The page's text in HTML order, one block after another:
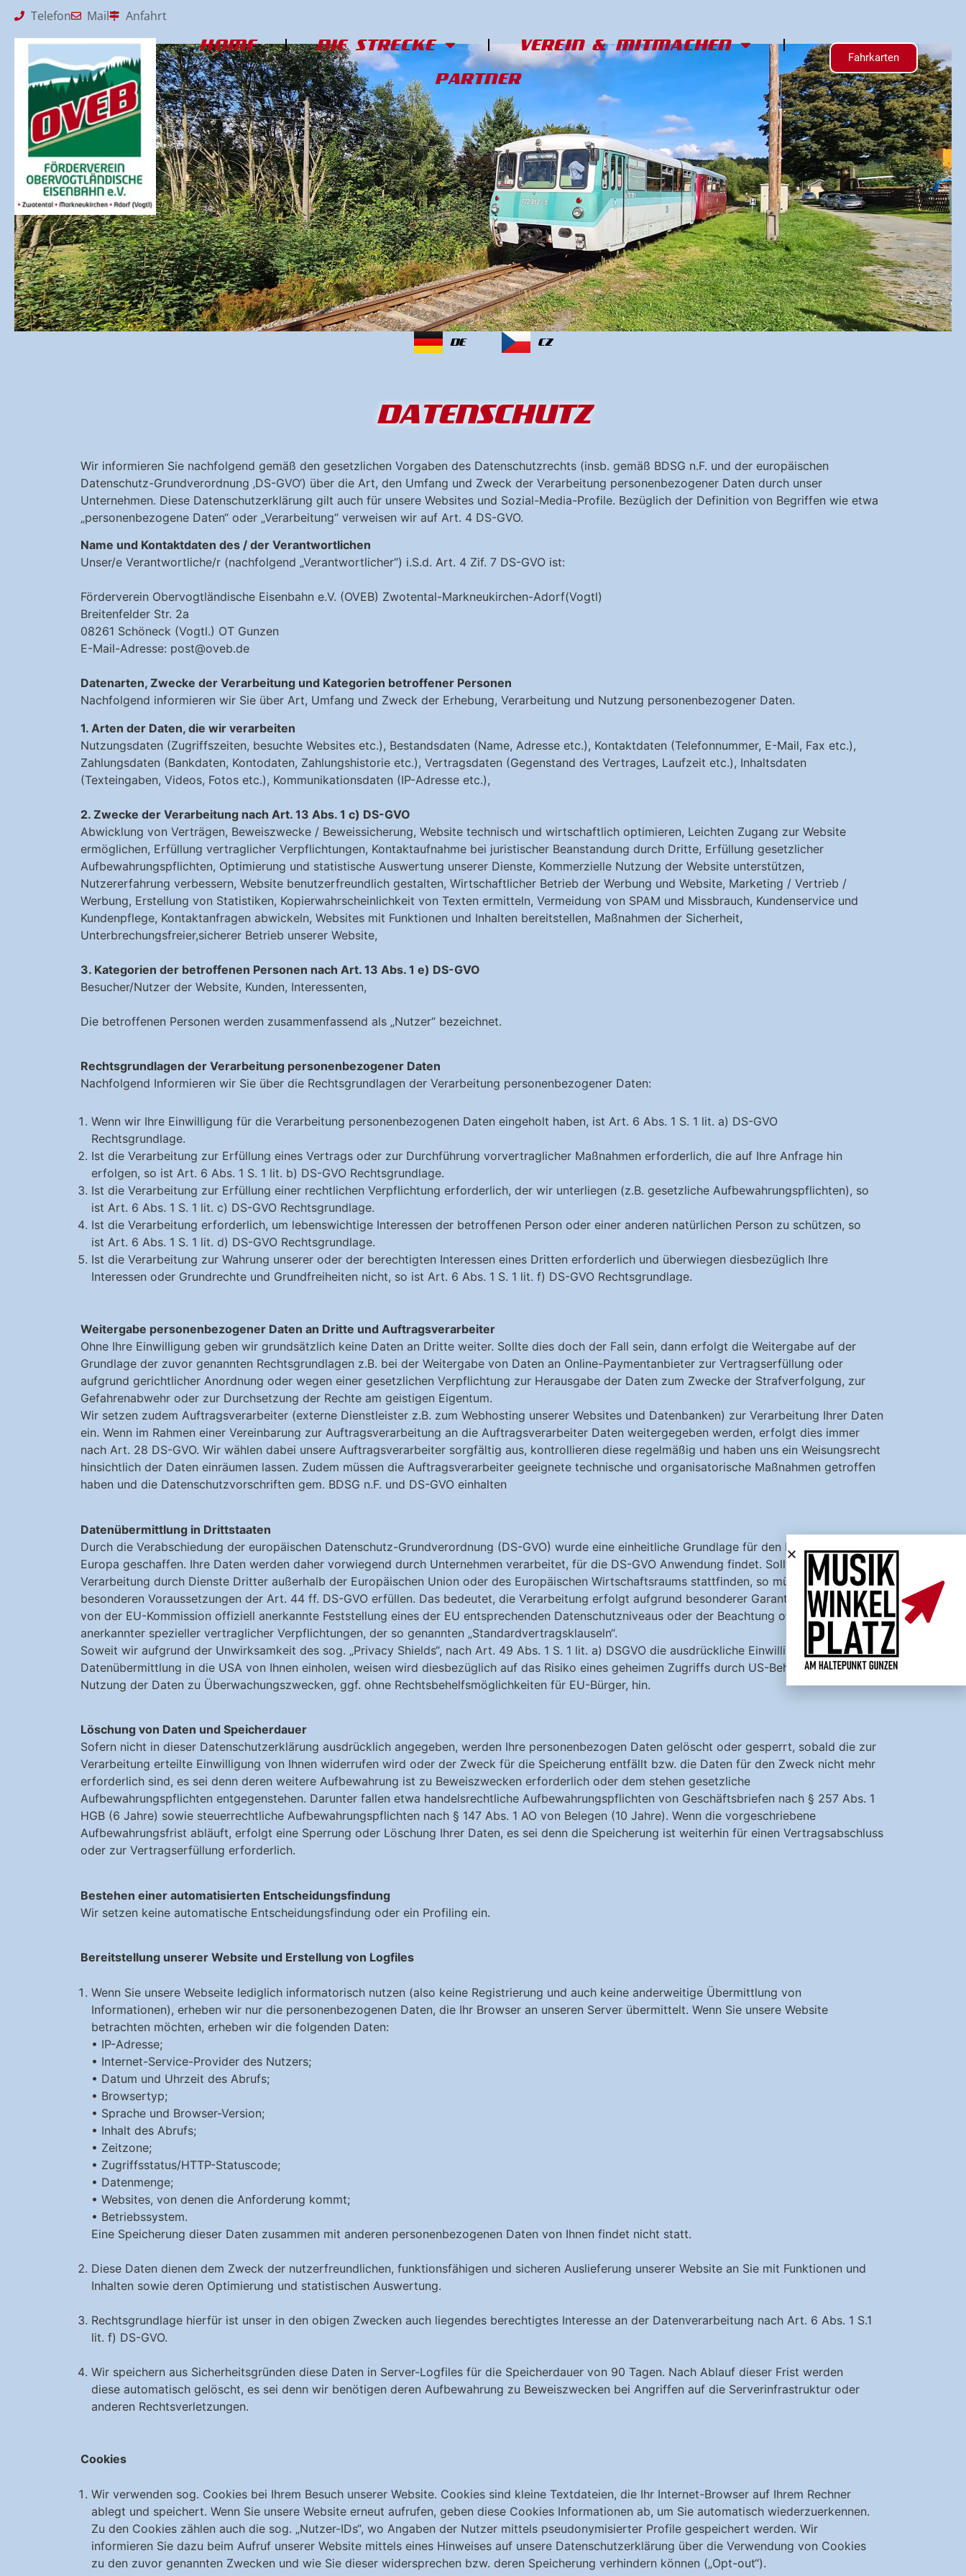
Telefon Mail Anfahrt
HOME DIE STRECKE
VEREIN & MITMACHEN
PARTNER
Fahrkarten
DE CZ
DATENSCHUTZ
Wir informieren Sie nachfolgend gemäß den gesetzlichen Vorgaben des Datenschutzrechts (insb. gemäß BDSG n.F. und der europäischen
Datenschutz-Grundverordnung ‚DS-GVO‘) über die Art, den Umfang und Zweck der Verarbeitung personenbezogener Daten durch unser
Unternehmen. Diese Datenschutzerklärung gilt auch für unsere Websites und Sozial-Media-Profile. Bezüglich der Definition von Begriffen wie etwa
„personenbezogene Daten“ oder „Verarbeitung“ verweisen wir auf Art. 4 DS-GVO.
Name und Kontaktdaten des / der Verantwortlichen
Unser/e Verantwortliche/r (nachfolgend „Verantwortlicher“) i.S.d. Art. 4 Zif. 7 DS-GVO ist:
Förderverein Obervogtländische Eisenbahn e.V. (OVEB) Zwotental-Markneukirchen-Adorf(Vogtl)
Breitenfelder Str. 2a
08261 Schöneck (Vogtl.) OT Gunzen
E-Mail-Adresse: post@oveb.de
Datenarten, Zwecke der Verarbeitung und Kategorien betroffener Personen
Nachfolgend informieren wir Sie über Art, Umfang und Zweck der Erhebung, Verarbeitung und Nutzung personenbezogener Daten.
1. Arten der Daten, die wir verarbeiten
Nutzungsdaten (Zugriffszeiten, besuchte Websites etc.), Bestandsdaten (Name, Adresse etc.), Kontaktdaten (Telefonnummer, E-Mail, Fax etc.),
Zahlungsdaten (Bankdaten, Kontodaten, Zahlungshistorie etc.), Vertragsdaten (Gegenstand des Vertrages, Laufzeit etc.), Inhaltsdaten
(Texteingaben, Videos, Fotos etc.), Kommunikationsdaten (IP-Adresse etc.),
2. Zwecke der Verarbeitung nach Art. 13 Abs. 1 c) DS-GVO
Abwicklung von Verträgen, Beweiszwecke / Beweissicherung, Website technisch und wirtschaftlich optimieren, Leichten Zugang zur Website
ermöglichen, Erfüllung vertraglicher Verpflichtungen, Kontaktaufnahme bei juristischer Beanstandung durch Dritte, Erfüllung gesetzlicher
Aufbewahrungspflichten, Optimierung und statistische Auswertung unserer Dienste, Kommerzielle Nutzung der Website unterstützen,
Nutzererfahrung verbessern, Website benutzerfreundlich gestalten, Wirtschaftlicher Betrieb der Werbung und Website, Marketing / Vertrieb /
Werbung, Erstellung von Statistiken, Kopierwahrscheinlichkeit von Texten ermitteln, Vermeidung von SPAM und Missbrauch, Kundenservice und
Kundenpflege, Kontaktanfragen abwickeln, Websites mit Funktionen und Inhalten bereitstellen, Maßnahmen der Sicherheit,
Unterbrechungsfreier,sicherer Betrieb unserer Website,
3. Kategorien der betroffenen Personen nach Art. 13 Abs. 1 e) DS-GVO
Besucher/Nutzer der Website, Kunden, Interessenten,
Die betroffenen Personen werden zusammenfassend als „Nutzer“ bezeichnet.
Rechtsgrundlagen der Verarbeitung personenbezogener Daten
Nachfolgend Informieren wir Sie über die Rechtsgrundlagen der Verarbeitung personenbezogener Daten:
Wenn wir Ihre Einwilligung für die Verarbeitung personenbezogenen Daten eingeholt haben, ist Art. 6 Abs. 1 S. 1 lit. a) DS-GVO
Rechtsgrundlage.
Ist die Verarbeitung zur Erfüllung eines Vertrags oder zur Durchführung vorvertraglicher Maßnahmen erforderlich, die auf Ihre Anfrage hin
erfolgen, so ist Art. 6 Abs. 1 S. 1 lit. b) DS-GVO Rechtsgrundlage.
Ist die Verarbeitung zur Erfüllung einer rechtlichen Verpflichtung erforderlich, der wir unterliegen (z.B. gesetzliche Aufbewahrungspflichten), so
ist Art. 6 Abs. 1 S. 1 lit. c) DS-GVO Rechtsgrundlage.
Ist die Verarbeitung erforderlich, um lebenswichtige Interessen der betroffenen Person oder einer anderen natürlichen Person zu schützen, so
ist Art. 6 Abs. 1 S. 1 lit. d) DS-GVO Rechtsgrundlage.
Ist die Verarbeitung zur Wahrung unserer oder der berechtigten Interessen eines Dritten erforderlich und überwiegen diesbezüglich Ihre
Interessen oder Grundrechte und Grundfreiheiten nicht, so ist Art. 6 Abs. 1 S. 1 lit. f) DS-GVO Rechtsgrundlage.
Weitergabe personenbezogener Daten an Dritte und Auftragsverarbeiter
Ohne Ihre Einwilligung geben wir grundsätzlich keine Daten an Dritte weiter. Sollte dies doch der Fall sein, dann erfolgt die Weitergabe auf der
Grundlage der zuvor genannten Rechtsgrundlagen z.B. bei der Weitergabe von Daten an Online-Paymentanbieter zur Vertragserfüllung oder
aufgrund gerichtlicher Anordnung oder wegen einer gesetzlichen Verpflichtung zur Herausgabe der Daten zum Zwecke der Strafverfolgung, zur
Gefahrenabwehr oder zur Durchsetzung der Rechte am geistigen Eigentum.
Wir setzen zudem Auftragsverarbeiter (externe Dienstleister z.B. zum Webhosting unserer Websites und Datenbanken) zur Verarbeitung Ihrer Daten
ein. Wenn im Rahmen einer Vereinbarung zur Auftragsverarbeitung an die Auftragsverarbeiter Daten weitergegeben werden, erfolgt dies immer
nach Art. 28 DS-GVO. Wir wählen dabei unsere Auftragsverarbeiter sorgfältig aus, kontrollieren diese regelmäßig und haben uns ein Weisungsrecht
hinsichtlich der Daten einräumen lassen. Zudem müssen die Auftragsverarbeiter geeignete technische und organisatorische Maßnahmen getroffen
haben und die Datenschutzvorschriften gem. BDSG n.F. und DS-GVO einhalten
Datenübermittlung in Drittstaaten
Durch die Verabschiedung der europäischen Datenschutz-Grundverordnung (DS-GVO) wurde eine einheitliche Grundlage für den Datenschutz in
Europa geschaffen. Ihre Daten werden daher vorwiegend durch Unternehmen verarbeitet, für die DS-GVO Anwendung findet. Sollte doch die
Verarbeitung durch Dienste Dritter außerhalb der Europäischen Union oder des Europäischen Wirtschaftsraums stattfinden, so müssen diese die
besonderen Voraussetzungen der Art. 44 ff. DS-GVO erfüllen. Das bedeutet, die Verarbeitung erfolgt aufgrund besonderer Garantien, wie etwa die
von der EU-Kommission offiziell anerkannte Feststellung eines der EU entsprechenden Datenschutzniveaus oder der Beachtung offiziell
anerkannter spezieller vertraglicher Verpflichtungen, der so genannten „Standardvertragsklauseln“.
Soweit wir aufgrund der Unwirksamkeit des sog. „Privacy Shields“, nach Art. 49 Abs. 1 S. 1 lit. a) DSGVO die ausdrückliche Einwilligung in die
Datenübermittlung in die USA von Ihnen einholen, weisen wird diesbezüglich auf das Risiko eines geheimen Zugriffs durch US-Behörden und die
Nutzung der Daten zu Überwachungszwecken, ggf. ohne Rechtsbehelfsmöglichkeiten für EU-Bürger, hin.
Löschung von Daten und Speicherdauer
Sofern nicht in dieser Datenschutzerklärung ausdrücklich angegeben, werden Ihre personenbezogen Daten gelöscht oder gesperrt, sobald die zur
Verarbeitung erteilte Einwilligung von Ihnen widerrufen wird oder der Zweck für die Speicherung entfällt bzw. die Daten für den Zweck nicht mehr
erforderlich sind, es sei denn deren weitere Aufbewahrung ist zu Beweiszwecken erforderlich oder dem stehen gesetzliche
Aufbewahrungspflichten entgegenstehen. Darunter fallen etwa handelsrechtliche Aufbewahrungspflichten von Geschäftsbriefen nach § 257 Abs. 1
HGB (6 Jahre) sowie steuerrechtliche Aufbewahrungspflichten nach § 147 Abs. 1 AO von Belegen (10 Jahre). Wenn die vorgeschriebene
Aufbewahrungsfrist abläuft, erfolgt eine Sperrung oder Löschung Ihrer Daten, es sei denn die Speicherung ist weiterhin für einen Vertragsabschluss
oder zur Vertragserfüllung erforderlich.
Bestehen einer automatisierten Entscheidungsfindung
Wir setzen keine automatische Entscheidungsfindung oder ein Profiling ein.
Bereitstellung unserer Website und Erstellung von Logfiles
Wenn Sie unsere Webseite lediglich informatorisch nutzen (also keine Registrierung und auch keine anderweitige Übermittlung von
Informationen), erheben wir nur die personenbezogenen Daten, die Ihr Browser an unseren Server übermittelt. Wenn Sie unsere Website
betrachten möchten, erheben wir die folgenden Daten:
• IP-Adresse;
• Internet-Service-Provider des Nutzers;
• Datum und Uhrzeit des Abrufs;
• Browsertyp;
• Sprache und Browser-Version;
• Inhalt des Abrufs;
• Zeitzone;
• Zugriffsstatus/HTTP-Statuscode;
• Datenmenge;
• Websites, von denen die Anforderung kommt;
• Betriebssystem.
Eine Speicherung dieser Daten zusammen mit anderen personenbezogenen Daten von Ihnen findet nicht statt.
Diese Daten dienen dem Zweck der nutzerfreundlichen, funktionsfähigen und sicheren Auslieferung unserer Website an Sie mit Funktionen und
Inhalten sowie deren Optimierung und statistischen Auswertung.
Rechtsgrundlage hierfür ist unser in den obigen Zwecken auch liegendes berechtigtes Interesse an der Datenverarbeitung nach Art. 6 Abs. 1 S.1
lit. f) DS-GVO.
Wir speichern aus Sicherheitsgründen diese Daten in Server-Logfiles für die Speicherdauer von 90 Tagen. Nach Ablauf dieser Frist werden
diese automatisch gelöscht, es sei denn wir benötigen deren Aufbewahrung zu Beweiszwecken bei Angriffen auf die Serverinfrastruktur oder
anderen Rechtsverletzungen.
Cookies
Wir verwenden sog. Cookies bei Ihrem Besuch unserer Website. Cookies sind kleine Textdateien, die Ihr Internet-Browser auf Ihrem Rechner
ablegt und speichert. Wenn Sie unsere Website erneut aufrufen, geben diese Cookies Informationen ab, um Sie automatisch wiederzuerkennen.
Zu den Cookies zählen auch die sog. „Nutzer-IDs“, wo Angaben der Nutzer mittels pseudonymisierter Profile gespeichert werden. Wir
informieren Sie dazu beim Aufruf unserer Website mittels eines Hinweises auf unsere Datenschutzerklärung über die Verwendung von Cookies
zu den zuvor genannten Zwecken und wie Sie dieser widersprechen bzw. deren Speicherung verhindern können („Opt-out“).